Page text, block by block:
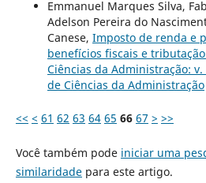
Emmanuel Marques Silva,
Adelson Pereira do
Canese, Imposto de renda e
benefícios fiscais e
Ciências da Administração: v.
de Ciências da Administração
<< < 61 62 63 64 65 66 67 > >>
Você também pode iniciar uma
similaridadepara este artigo.